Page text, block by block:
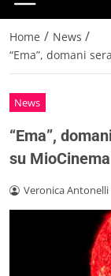
Home / News /
“Ema”, domani
News
“Ema”,
su MioCinema
Veronica Antonelli